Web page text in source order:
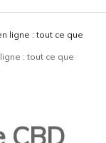
ligne : tout ce que
: tout ce que
CBD